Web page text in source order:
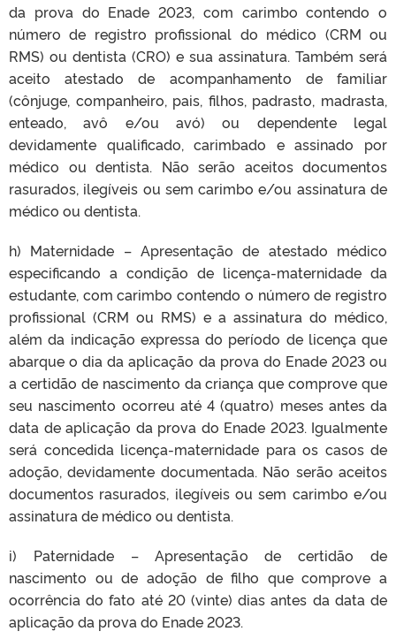
da prova do Enade 2023, com carimbo contendo o
número de registro profissional do médico (CRM ou
RMS) ou dentista (CRO) e sua assinatura. Também será
aceito atestado de acompanhamento de familiar
(cônjuge, companheiro, pais, filhos, padrasto, madrasta,
enteado, avô e/ou avó) ou dependente legal
devidamente qualificado, carimbado e assinado por
médico ou dentista. Não serão aceitos documentos
rasurados, ilegíveis ou sem carimbo e/ou assinatura de
médico ou dentista.
h) Maternidade – Apresentação de atestado médico
especificando a condição de licença-maternidade da
estudante, com carimbo contendo o número de registro
profissional (CRM ou RMS) e a assinatura do médico,
além da indicação expressa do período de licença que
abarque o dia da aplicação da prova do Enade 2023 ou
a certidão de nascimento da criança que comprove que
seu nascimento ocorreu até 4 (quatro) meses antes da
data de aplicação da prova do Enade 2023. Igualmente
será concedida licença-maternidade para os casos de
adoção, devidamente documentada. Não serão aceitos
documentos rasurados, ilegíveis ou sem carimbo e/ou
assinatura de médico ou dentista.
i) Paternidade – Apresentação de certidão de
nascimento ou de adoção de filho que comprove a
ocorrência do fato até 20 (vinte) dias antes da data de
aplicação da prova do Enade 2023.